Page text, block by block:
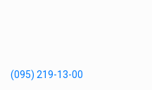
(095) 219-13-00